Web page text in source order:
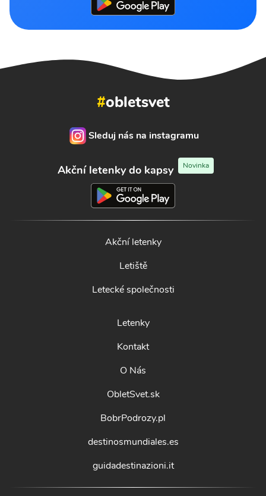
#obletsvet
Sleduj nás na instagramu
Akční letenky do kapsy Novinka
Akční letenky
Letiště
Letecké společnosti
Letenky
Kontakt
O Nás
ObletSvet.sk
BobrPodrozy.pl
destinosmundiales.es
guidadestinazioni.it